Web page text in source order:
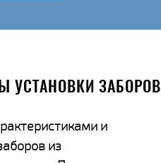
УСТАНОВКИ ЗАБОРОВ
и
из